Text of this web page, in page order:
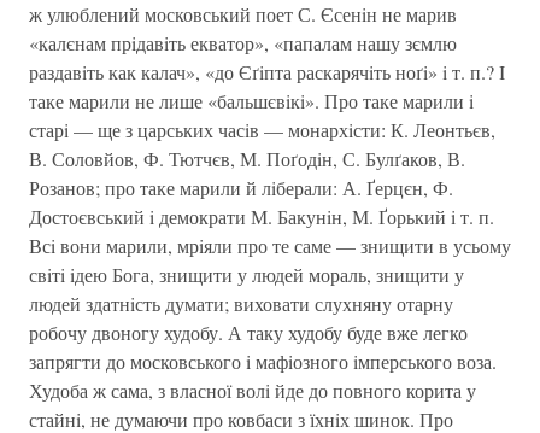
ж улюблений московський поет С. Єсенiн не марив
«калєнам прiдавiть екватор», «папалам нашу зємлю
раздавiть как калач», «до Єґiпта раскарячiть ноґi» i т. п.? I
таке марили не лише «бальшєвiкi». Про таке марили i
старi — ще з царських часiв — монархiсти: К. Леонтьєв,
В. Соловйов, Ф. Тютчєв, М. Поґодiн, С. Булґаков, В.
Розанов; про таке марили й лiберали: А. Ґерцєн, Ф.
Достоєвський i демократи М. Бакунiн, М. Ґорький i т. п.
Всi вони марили, мрiяли про те саме — знищити в усьому
свiтi iдею Бога, знищити у людей мораль, знищити у
людей здатнiсть думати; виховати слухняну отарну
робочу двоногу худобу. А таку худобу буде вже легко
запрягти до московського i мафiозного iмперського воза.
Худоба ж сама, з власної волi йде до повного корита у
стайнi, не думаючи про ковбаси з їхнiх шинок. Про